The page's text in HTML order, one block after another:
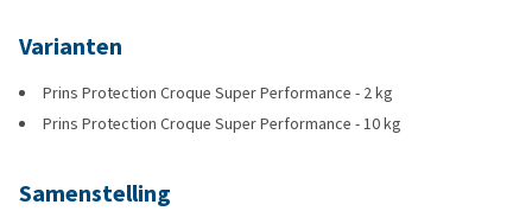
Varianten
Prins Protection Croque Super Performance - 2 kg
Prins Protection Croque Super Performance - 10 kg
Samenstelling